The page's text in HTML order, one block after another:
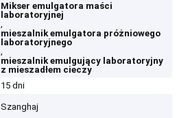
Mikser emulgatora maści
laboratoryjnej
,
mieszalnik emulgatora próżniowego
laboratoryjnego
,
mieszalnik emulgujący laboratoryjny
z mieszadłem cieczy
15 dni
Szanghaj